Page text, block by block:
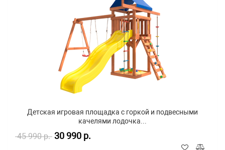
Детская игровая площадка с горкой и подвесными
качелями лодочка...
45 990 р. 30 990 р.